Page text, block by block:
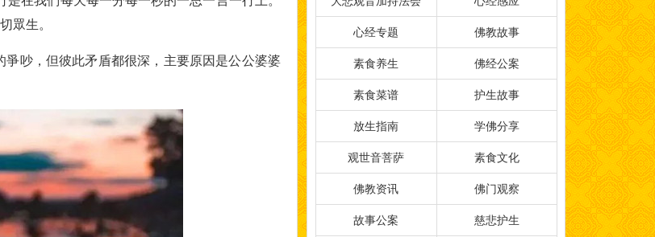
眾生。
吵，但彼此矛盾都很深，主要原因是公公婆婆
心经专题 佛教故事
素食养生 佛经公案
素食菜谱 护生故事
放生指南 学佛分享
观世音菩萨 素食文化
佛教资讯 佛门观察
故事公案 慈悲护生